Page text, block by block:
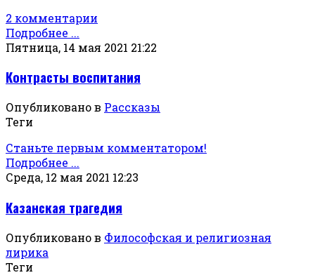
2 комментарии
Подробнее ...
Пятница, 14 мая 2021 21:22
Контрасты воспитания
Опубликовано в Рассказы
Теги
Станьте первым комментатором!
Подробнее ...
Среда, 12 мая 2021 12:23
Казанская трагедия
Опубликовано в Философская и религиозная
лирика
Теги